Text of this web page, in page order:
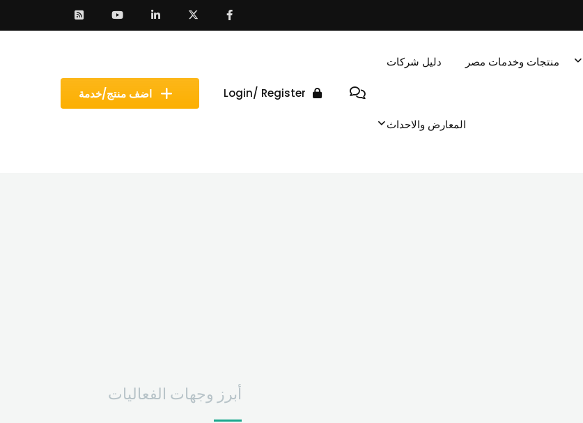
اضف منتج/خدمة Login/ Register
منتجات وخدمات مصر دليل شركات
المعارض والاحداث
أبرز وجهات الفعاليات